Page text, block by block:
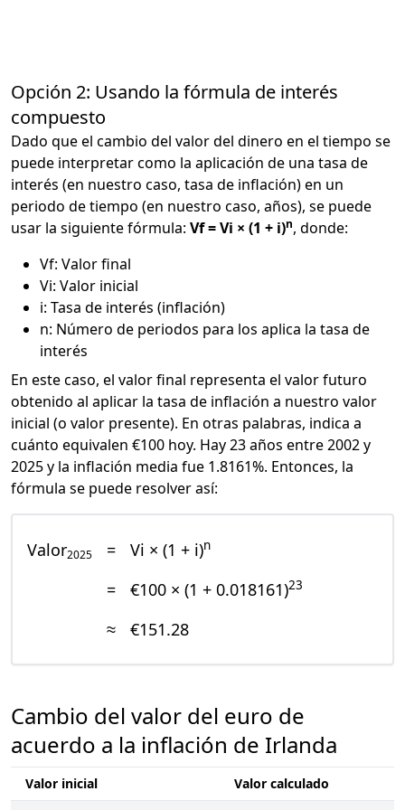
Opción 2: Usando la fórmula de interés
compuesto
Dado que el cambio del valor del dinero en el tiempo se
puede interpretar como la aplicación de una tasa de
interés (en nuestro caso, tasa de inflación) en un
periodo de tiempo (en nuestro caso, años), se puede
usar la siguiente fórmula: Vf = Vi × (1 + i)n, donde:
Vf: Valor final
Vi: Valor inicial
i: Tasa de interés (inflación)
n: Número de periodos para los aplica la tasa de
interés
En este caso, el valor final representa el valor futuro
obtenido al aplicar la tasa de inflación a nuestro valor
inicial (o valor presente). En otras palabras, indica a
cuánto equivalen €100 hoy. Hay 23 años entre 2002 y
2025 y la inflación media fue 1.8161%. Entonces, la
fórmula se puede resolver así:
Valor2025 = Vi × (1 + i)n
= €100 × (1 + 0.018161)23
≈ €151.28
Cambio del valor del euro de
acuerdo a la inflación de Irlanda
Valor inicial Valor calculado